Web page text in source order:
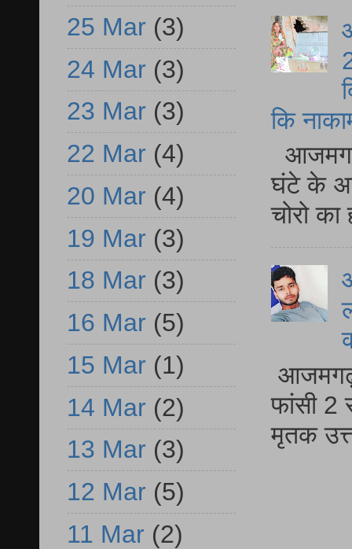
कि
घंटे के
चोरो
आजमगढ़
फांसी 2
मृतक
25 Mar (3)
24 Mar (3)
23 Mar (3)
22 Mar (4)
20 Mar (4)
19 Mar (3)
18 Mar (3)
16 Mar (5)
15 Mar (1)
14 Mar (2)
13 Mar (3)
12 Mar (5)
11 Mar (2)